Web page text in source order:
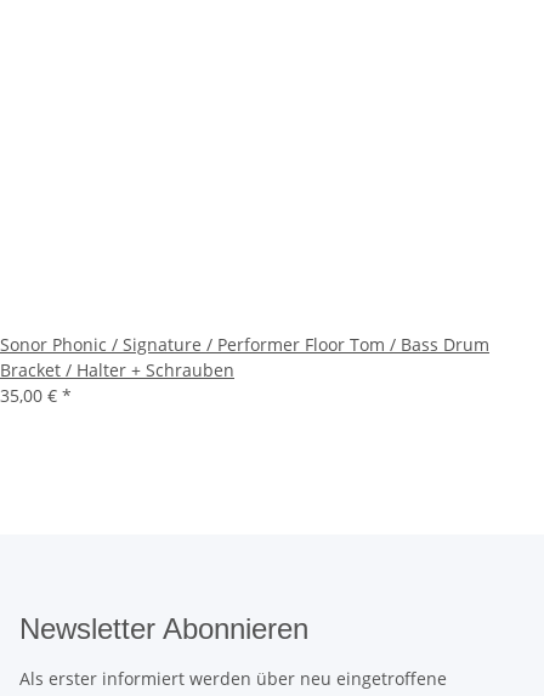
Sonor Phonic / Signature / Performer Floor Tom / Bass Drum
Bracket / Halter + Schrauben
35,00 € *
Newsletter Abonnieren
Als erster informiert werden über neu eingetroffene